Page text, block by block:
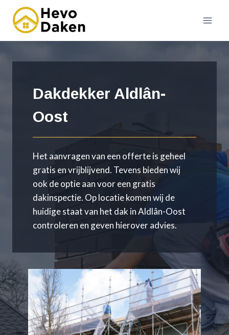
Doorgaan
naar
inhoud
Dakdekker Aldlân-
Oost
Het aanvragen van een offerte is geheel
gratis en vrijblijvend. Tevens bieden wij
ook de optie aan voor een gratis
dakinspectie. Op locatie komen wij de
huidige staat van het dak in Aldlân-Oost
controleren en geven hierover advies.